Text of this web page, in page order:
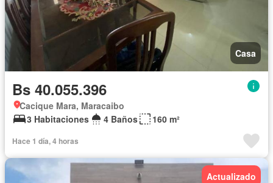
Casa
Bs 40.055.396
Cacique Mara, Maracaibo
3 Habitaciones
4 Baños 160 m²
Hace 1 día, 4 horas
Actualizado